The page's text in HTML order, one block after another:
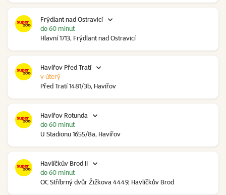
Frýdlant nad Ostravicí
Hlavní 1713, Frýdlant nad Ostravicí
do 60 minut
Havířov Před Tratí
Před Tratí 1481/3b, Havířov
v úterý
Havířov Rotunda
U Stadionu 1655/8a, Havířov
do 60 minut
Havlíčkův Brod II
OC Stříbrný dvůr Žižkova 4449, Havlíčkův Brod
do 60 minut